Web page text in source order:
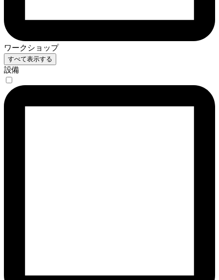
ワークショップ
すべて表示する
設備